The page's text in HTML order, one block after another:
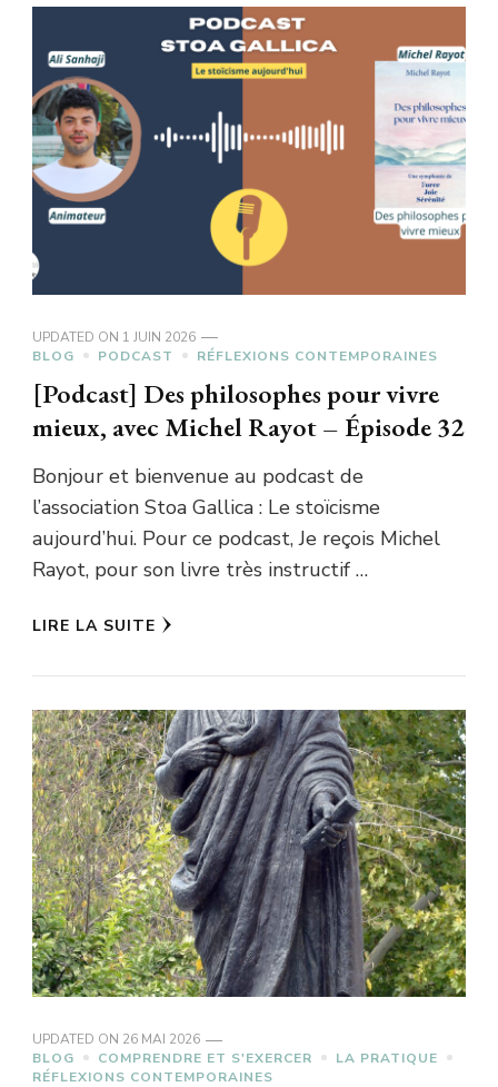
UPDATED ON 1 JUIN 2026
BLOG
PODCAST RÉFLEXIONS CONTEMPORAINES
[Podcast] Des philosophes pour vivre
mieux, avec Michel Rayot – Épisode 32
Bonjour et bienvenue au podcast de
l’association Stoa Gallica : Le stoïcisme
aujourd’hui. Pour ce podcast, Je reçois Michel
Rayot, pour son livre très instructif …
LIRE LA SUITE
UPDATED ON 26 MAI 2026
BLOG
COMPRENDRE ET S'EXERCER
LA PRATIQUE
RÉFLEXIONS CONTEMPORAINES